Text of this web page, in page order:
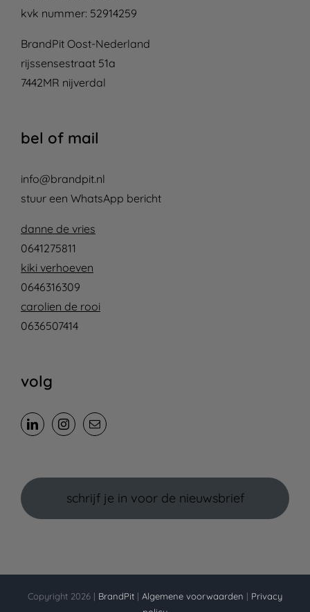
kvk nummer: 52914259
BrandPit Oost-Nederland
rijssensestraat 51a
7442MR nijverdal
bel of mail
info@brandpit.nl
stuur een WhatsApp bericht
danne de vries
0641275811
kiki verhoeven
0646316309
carolien de rooi
0636507414
volg
schrijf je in voor de nieuwsbrief
Copyright 2026 | BrandPit | Algemene voorwaarden | Privacy